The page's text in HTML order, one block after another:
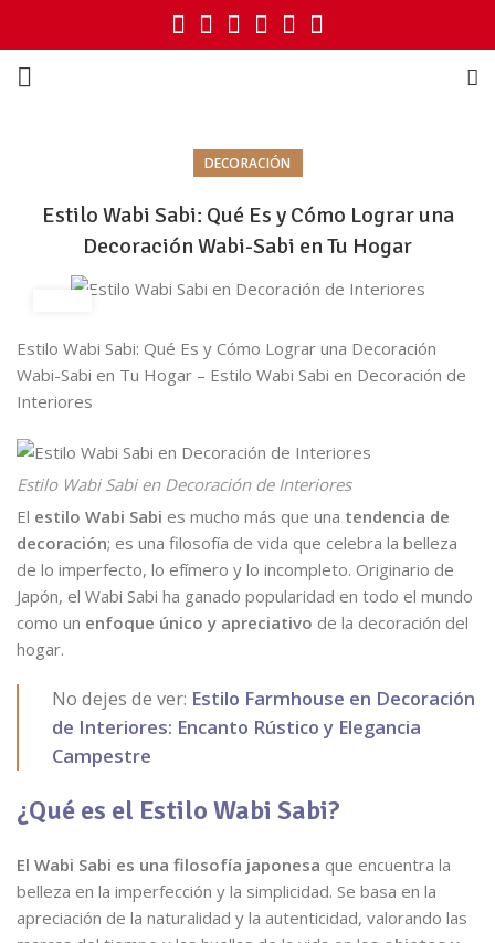
DECORACIÓN
Estilo Wabi Sabi: Qué Es y Cómo Lograr una
Decoración Wabi-Sabi en Tu Hogar
Estilo Wabi Sabi: Qué Es y Cómo Lograr una Decoración
Wabi-Sabi en Tu Hogar – Estilo Wabi Sabi en Decoración de
Interiores
Estilo Wabi Sabi en Decoración de Interiores
El estilo Wabi Sabi es mucho más que una tendencia de
decoración; es una filosofía de vida que celebra la belleza
de lo imperfecto, lo efímero y lo incompleto. Originario de
Japón, el Wabi Sabi ha ganado popularidad en todo el mundo
como un enfoque único y apreciativo de la decoración del
hogar.
No dejes de ver: Estilo Farmhouse en Decoración
de Interiores: Encanto Rústico y Elegancia
Campestre
¿Qué es el Estilo Wabi Sabi?
El Wabi Sabi es una filosofía japonesa que encuentra la
belleza en la imperfección y la simplicidad. Se basa en la
apreciación de la naturalidad y la autenticidad, valorando las